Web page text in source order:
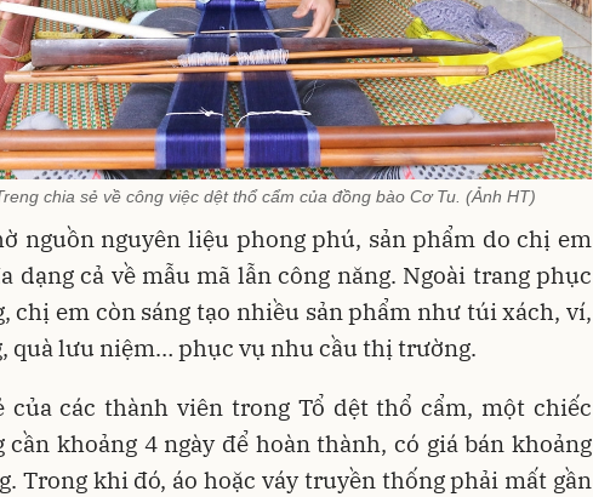
chia sẻ về công việc dệt thổ cẩm của đồng bào Cơ Tu. (Ảnh HT)
nguồn nguyên liệu phong phú, sản phẩm do chị em
dạng cả về mẫu mã lẫn công năng. Ngoài trang phục
chị em còn sáng tạo nhiều sản phẩm như túi xách, ví,
quà lưu niệm… phục vụ nhu cầu thị trường.
của các thành viên trong Tổ dệt thổ cẩm, một chiếc
cần khoảng 4 ngày để hoàn thành, có giá bán khoảng
Trong khi đó, áo hoặc váy truyền thống phải mất gần